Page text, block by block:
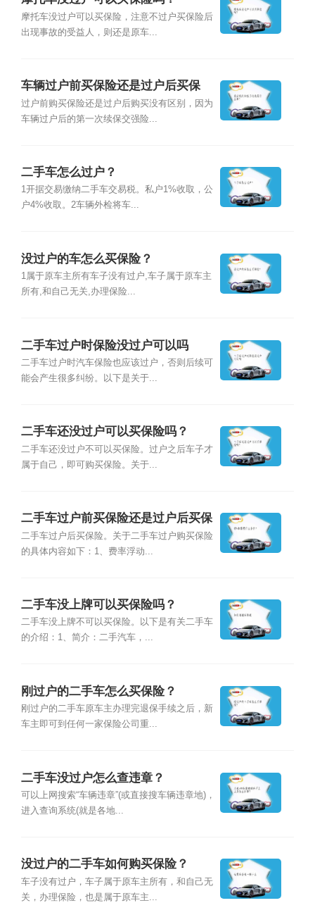
摩托车没过户可以买保险，注意不过户买保险后
出现事故的受益人，则还是原车...
车辆过户前买保险还是过户后买保
险？
过户前购买保险还是过户后购买没有区别，因为
车辆过户后的第一次续保交强险...
二手车怎么过户？
1开据交易缴纳二手车交易税。私户1%收取，公
户4%收取。2车辆外检将车...
没过户的车怎么买保险？
1属于原车主所有车子没有过户,车子属于原车主
所有,和自己无关,办理保险...
二手车过户时保险没过户可以吗
二手车过户时汽车保险也应该过户，否则后续可
能会产生很多纠纷。以下是关于...
二手车还没过户可以买保险吗？
二手车还没过户不可以买保险。过户之后车子才
属于自己，即可购买保险。关于...
二手车过户前买保险还是过户后买保
险？
二手车过户后买保险。关于二手车过户购买保险
的具体内容如下：1、费率浮动...
二手车没上牌可以买保险吗？
二手车没上牌不可以买保险。以下是有关二手车
的介绍：1、简介：二手汽车，...
刚过户的二手车怎么买保险？
刚过户的二手车原车主办理完退保手续之后，新
车主即可到任何一家保险公司重...
二手车没过户怎么查违章？
可以上网搜索“车辆违章”(或直接搜车辆违章地)，
进入查询系统(就是各地...
没过户的二手车如何购买保险？
车子没有过户，车子属于原车主所有，和自己无
关，办理保险，也是属于原车主...